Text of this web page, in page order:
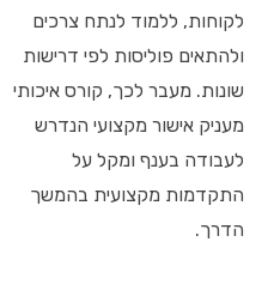
לקוחות, ללמוד לנתח צרכים
ולהתאים פוליסות לפי דרישות
שונות. מעבר לכך, קורס איכותי
מעניק אישור מקצועי הנדרש
לעבודה בענף ומקל על
התקדמות מקצועית בהמשך
הדרך.